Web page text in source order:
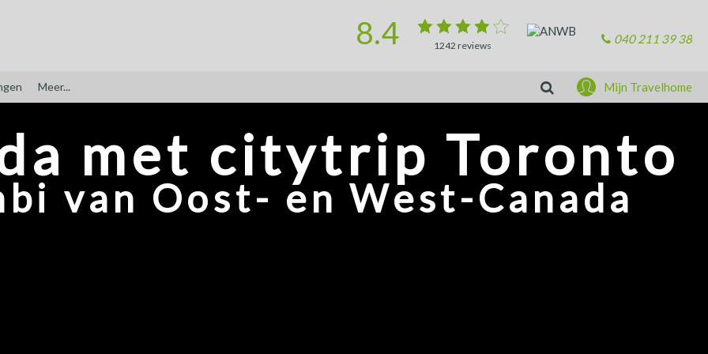
040 211 39 38
1242 reviews
8.4
Meer... Zoeken Mijn Travelhome
met citytrip Toronto
van Oost- en West-Canada